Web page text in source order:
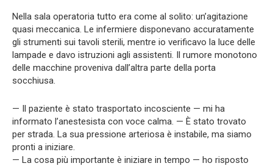
Nella sala operatoria tutto era come al solito: un’agitazione
quasi meccanica. Le infermiere disponevano accuratamente
gli strumenti sui tavoli sterili, mentre io verificavo la luce delle
lampade e davo istruzioni agli assistenti. Il rumore monotono
delle macchine proveniva dall’altra parte della porta
socchiusa.
— Il paziente è stato trasportato incosciente — mi ha
informato l’anestesista con voce calma. — È stato trovato
per strada. La sua pressione arteriosa è instabile, ma siamo
pronti a iniziare.
— La cosa più importante è iniziare in tempo — ho risposto